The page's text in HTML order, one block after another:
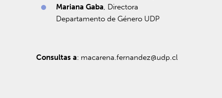
Mariana Gaba, Directora
Departamento de Género UDP
Consultas a: macarena.fernandez@udp.cl